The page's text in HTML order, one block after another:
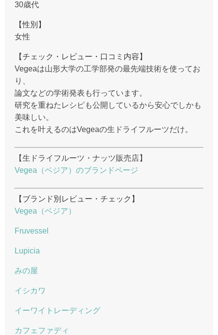
30歳代
【性別】
女性
【チェック・レビュー・口コミ内容】
Vegeaは山形大学の工学部発の最先端技術を使ってお
り、
論文などの学術発表も行っています。
研究を重ねたレシピも公開しているから安心でしかも
美味しい。
これを叶えるのはVegeaの生ドライフルーツだけ。
【生ドライフルーツ・ナッツ販売店】
Vegea（ベジア）のブランドページ
【ブランド別レビュー・チェック】
Vegea（ベジア）
Fruvessel
Lupicia
みの屋
イシカワ
イーワイトレーディング
カフェファディ